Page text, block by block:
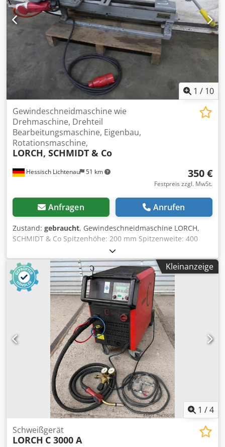
1 / 10
Hessisch Lichtenau 51 km
Gewindeschneidmaschine wie
Drehmaschine, Drehteil
Bearbeitungsmaschine, Eigenbau,
Rotationsmaschine,
LORCH, SCHMIDT & Co
350 €
Festpreis zzgl. MwSt.
Anfragen Anrufen
Zustand: gebraucht, Gewindeschneidmaschine LORCH,
SCHMIDT & Co Spitzenhöhe: 200 mm Spitzenweite: 400
mm Spindeldrehzahl: 56 U/min. Drehfutterdurchmesser:
160 mm Reitstockhub: 45 mm Reitstockinnenkegel: MK2
Motorleistung 0,25 PS Netzanschluß 380 Volt, 50 Hz -
Rechts und Linkslauf - 3 Backen- Drehfutter - Antrieb der
Spindel über Getriebemotor - ohne durchgängige
Spindelbohrung - Reitstock mit Hebelpinole - Bohrfutter
MAS 1 bis 16 mm Chodpfsxf Uwxsx Aguoa Platzbedarf L x B
x H 1200 x 500 x 420 mm Gewicht 80 kg guter Zustand
Kleinanzeige
1 /4
Schweißgerät
LORCH C 3000 A